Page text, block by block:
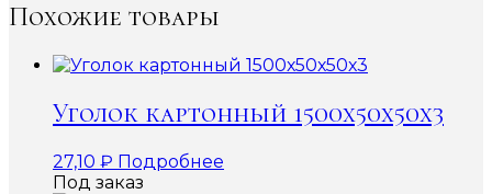
Похожие товары
Уголок картонный 1500х50х50х3
27,10 ₽ Подробнее
Под заказ